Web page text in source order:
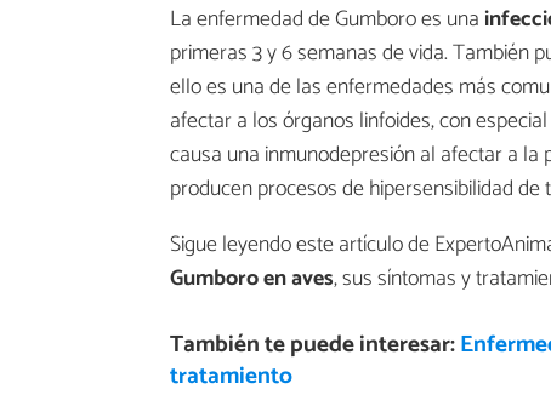
La enfermedad de Gumboro es una
primeras 3 y 6 semanas de vida. También
ello es una de las enfermedades más
afectar a los órganos linfoides, con
causa una inmunodepresión al afectar a
producen procesos de hipersensibilidad
Sigue leyendo este artículo de
Gumboro en aves, sus síntomas y
También te puede interesar:
tratamiento